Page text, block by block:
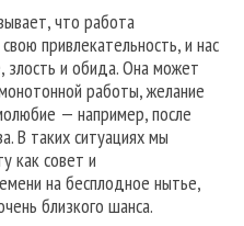
что работа
привлекательность, и нас
злость и обида. Она может
работы, желание
— например, после
В таких ситуациях мы
как совет и
на бесплодное нытье,
близкого шанса.